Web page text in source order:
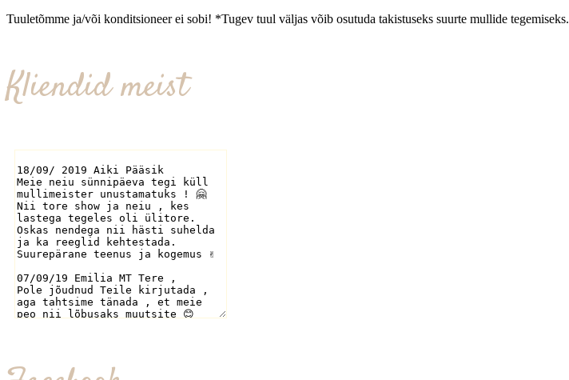
Tuuletõmme ja/või konditsioneer ei sobi! *Tugev tuul väljas võib osutuda takistuseks suurte mullide tegemiseks.
Kliendid meist